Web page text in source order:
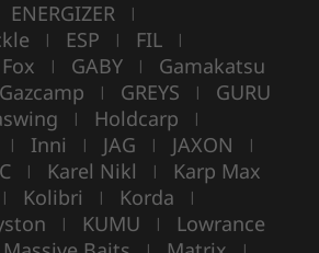
ENERGIZER |
| ESP | FIL |
Fox | GABY | Gamakatsu
Gazcamp | GREYS | GURU
| Holdcarp |
| Inni | JAG | JAXON |
| Karel Nikl | Karp Max
| Kolibri | Korda |
| KUMU | Lowrance
| |